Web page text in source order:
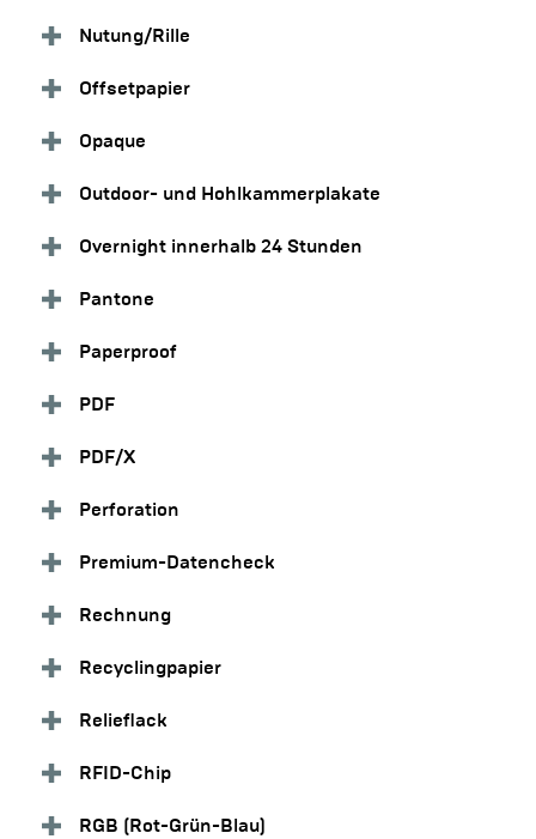
Nutung/Rille
Offsetpapier
Opaque
Outdoor- und Hohlkammerplakate
Overnight innerhalb 24 Stunden
Pantone
Paperproof
PDF
PDF/X
Perforation
Premium-Datencheck
Rechnung
Recyclingpapier
Relieflack
RFID-Chip
RGB (Rot-Grün-Blau)